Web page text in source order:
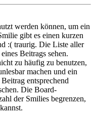
werden können, um ein
gibt es einen kurzen
:( traurig. Die Liste aller
Beitrags sehen.
zu häufig zu benutzen,
machen und ein
entsprechend
Die Board-
der Smilies begrenzen,